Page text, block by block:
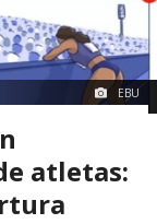
EBU
atletas: